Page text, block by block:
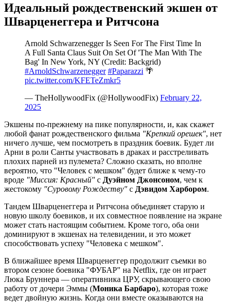
Идеальный рождественский экшен от
Шварценеггера и Ритчсона
Arnold Schwarzenegger Is Seen For The First Time In
A Full Santa Claus Suit On Set Of 'The Man With The
Bag' In New York, NY (Credit: Backgrid)
#ArnoldSchwarzenegger #Paparazzi 🌴
pic.twitter.com/KFETeZmkr5
— TheHollywoodFix (@HollywoodFix) February 22,
2025
Экшены по-прежнему на пике популярности, и, как скажет
любой фанат рождественского фильма "Крепкий орешек", нет
ничего лучше, чем посмотреть в праздник боевик. Будет ли
Арни в роли Санты участвовать в драках и расстреливать
плохих парней из пулемета? Сложно сказать, но вполне
вероятно, что "Человек с мешком" будет ближе к чему-то
вроде "Миссия: Красный" с Дуэйном Джонсоном, чем к
жестокому "Суровому Рождеству" с Дэвидом Харбором.
Тандем Шварценеггера и Ритчсона объединяет старую и
новую школу боевиков, и их совместное появление на экране
может стать настоящим событием. Кроме того, оба они
доминируют в экшенах на телевидении, и это может
способствовать успеху "Человека с мешком".
В ближайшее время Шварценеггер продолжит съемки во
втором сезоне боевика "ФУБАР" на Netflix, где он играет
Люка Бруннера — оперативника ЦРУ, скрывающего свою
работу от дочери Эммы (Моника Барбаро), которая тоже
ведет двойную жизнь. Когда они вместе оказываются на